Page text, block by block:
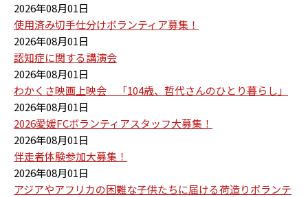
2026年08月01日
使用済み切手仕分けボランティア募集！
2026年08月01日
認知症に関する講演会
2026年08月01日
わかくさ映画上映会 「104歳、哲代さんのひとり暮らし」
2026年08月01日
2026愛媛FCボランティアスタッフ大募集！
2026年08月01日
伴走者体験参加大募集！
2026年08月01日
アジアやアフリカの困難な子供たちに届ける荷造りボランテ